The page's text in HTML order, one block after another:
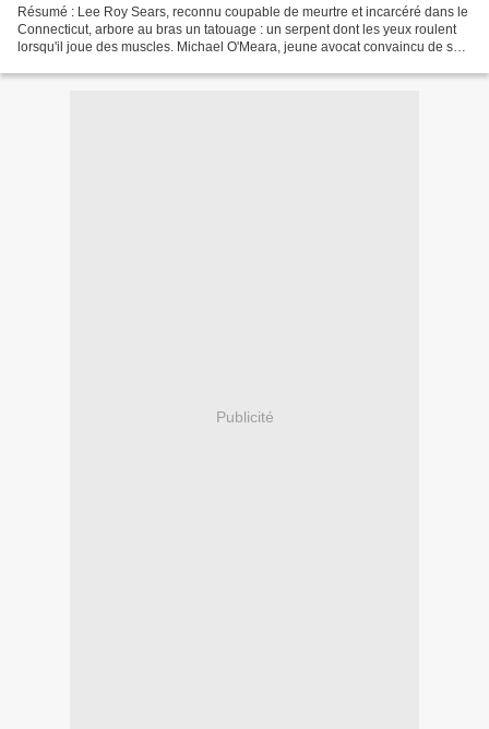
Résumé : Lee Roy Sears, reconnu coupable de meurtre et incarcéré dans le
Connecticut, arbore au bras un tatouage : un serpent dont les yeux roulent
lorsqu'il joue des muscles. Michael O'Meara, jeune avocat convaincu de son
Publicité